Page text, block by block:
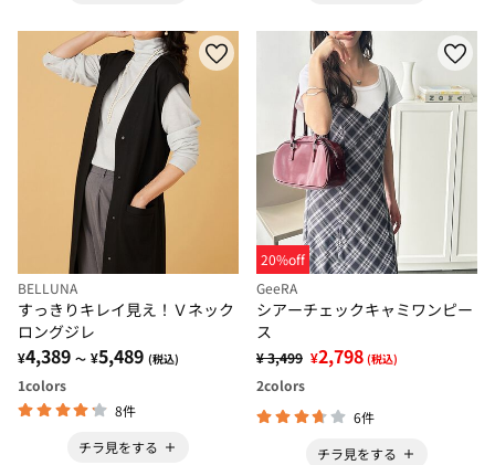
BELLUNA
すっきりキレイ見え！Ｖネック
ロングジレ
¥4,389 ～ ¥5,489 (税込)
1colors
8件
チラ見をする
20%off
GeeRA
シアーチェックキャミワンピー
ス
¥ 3,499 ¥2,798 (税込)
2colors
6件
チラ見をする